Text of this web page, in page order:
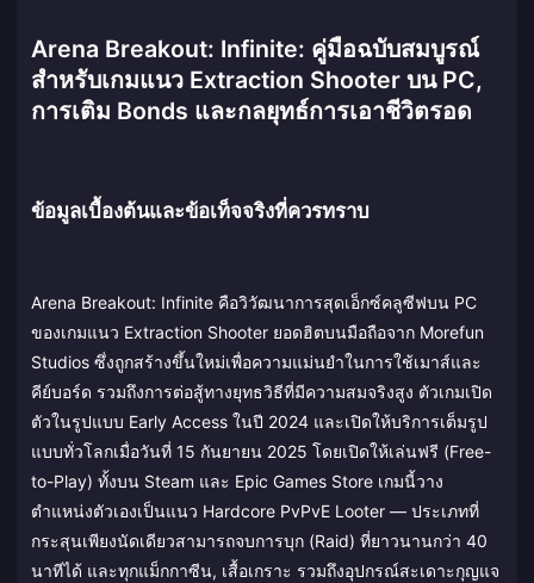
Arena Breakout: Infinite: คู่มือฉบับสมบูรณ์
สำหรับเกมแนว Extraction Shooter บน PC,
การเติม Bonds และกลยุทธ์การเอาชีวิตรอด
ข้อมูลเบื้องต้นและข้อเท็จจริงที่ควรทราบ
Arena Breakout: Infinite คือวิวัฒนาการสุดเอ็กซ์คลูซีฟบน PC
ของเกมแนว Extraction Shooter ยอดฮิตบนมือถือจาก Morefun
Studios ซึ่งถูกสร้างขึ้นใหม่เพื่อความแม่นยำในการใช้เมาส์และ
คีย์บอร์ด รวมถึงการต่อสู้ทางยุทธวิธีที่มีความสมจริงสูง ตัวเกมเปิด
ตัวในรูปแบบ Early Access ในปี 2024 และเปิดให้บริการเต็มรูป
แบบทั่วโลกเมื่อวันที่ 15 กันยายน 2025 โดยเปิดให้เล่นฟรี (Free-
to-Play) ทั้งบน Steam และ Epic Games Store เกมนี้วาง
ตำแหน่งตัวเองเป็นแนว Hardcore PvPvE Looter — ประเภทที่
กระสุนเพียงนัดเดียวสามารถจบการบุก (Raid) ที่ยาวนานกว่า 40
นาทีได้ และทุกแม็กกาซีน, เสื้อเกราะ รวมถึงอุปกรณ์สะเดาะกุญแจ